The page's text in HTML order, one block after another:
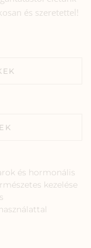
és szeretettel!
és hormonális
kezelése